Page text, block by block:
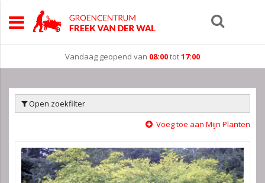
Vandaag geopend van 08:00tot17:00
Open zoekfilter
Voeg toe aan Mijn Planten